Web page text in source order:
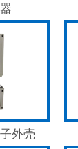
外壳